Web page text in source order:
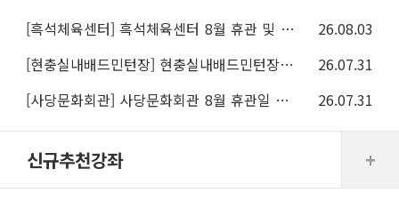
흑석체육센터 흑석체육센터 8월 휴관 및 접수 안내
26.08.03
현충실내배드민턴장 현충실내배드민턴장 8월 휴관 및 접수 일정
26.07.31
사당문화회관 사당문화회관 8월 휴관일 및 9월 접수일정 안내 26.07.31
신규추천강좌